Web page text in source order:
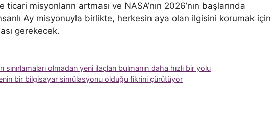
misyonların artması ve NASA’nın 2026’nın başlarında
Ay misyonuyla birlikte, herkesin aya olan ilgisini korumak için
gerekecek.
sınırlamaları olmadan yeni ilaçları bulmanın daha hızlı bir yolu
bir bilgisayar simülasyonu olduğu fikrini çürütüyor